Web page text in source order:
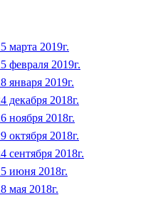
марта 2019г.
февраля 2019г.
января 2019г.
декабря 2018г.
ноября 2018г.
октября 2018г.
сентября 2018г.
июня 2018г.
мая 2018г.